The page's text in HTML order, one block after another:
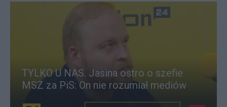
TYLKO U NAS. Jasina ostro o szefie
MSZ za PiS: On nie rozumiał mediów